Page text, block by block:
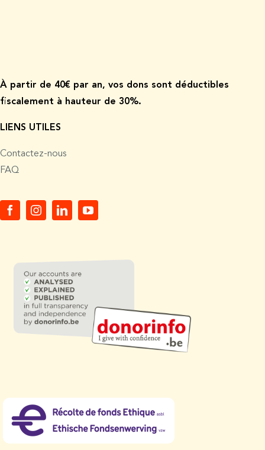
À partir de 40€ par an, vos dons sont déductibles
fiscalement à hauteur de 30%.
LIENS UTILES
Contactez-nous
FAQ